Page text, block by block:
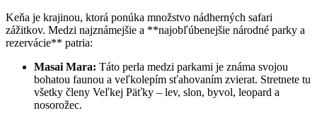
Keňa je krajinou, ktorá ponúka množstvo ⁢nádherných safari
zážitkov. Medzi najznámejšie a **najobľúbenejšie národné⁤ parky ‍a
rezervácie** patria:
Masai ‍Mara: Táto perla medzi parkami ​je známa svojou
bohatou faunou a veľkolepím sťahovaním zvierat. Stretnete ⁣tu
všetky členy Veľkej Päťky – lev, slon, byvol, leopard a
nosorožec.